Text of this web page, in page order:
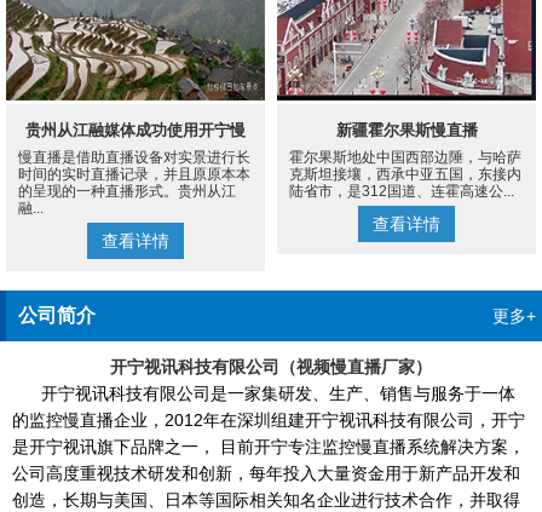
贵州从江融媒体成功使用开宁慢
直播设备案例
慢直播是借助直播设备对实景进行长
时间的实时直播记录，并且原原本本
的呈现的一种直播形式。贵州从江
融...
查看详情
新疆霍尔果斯慢直播
霍尔果斯地处中国西部边陲，与哈萨
克斯坦接壤，西承中亚五国，东接内
陆省市，是312国道、连霍高速公...
查看详情
公司简介 更多+
开宁视讯科技有限公司（视频慢直播厂家）
开宁视讯科技有限公司是一家集研发、生产、销售与服务于一体
的监控慢直播企业，2012年在深圳组建开宁视讯科技有限公司，开宁
是开宁视讯旗下品牌之一， 目前开宁专注监控慢直播系统解决方案，
公司高度重视技术研发和创新，每年投入大量资金用于新产品开发和
创造，长期与美国、日本等国际相关知名企业进行技术合作，并取得